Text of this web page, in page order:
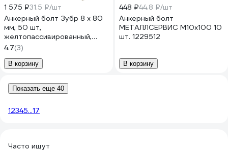
1 575 ₽31.5 ₽/шт
Анкерный болт Зубр 8 x 80
мм, 50 шт,
желтопассивированный,
Профессионал 302312-08-
080
4.7(3)
В корзину
448 ₽44.8 ₽/шт
Анкерный болт
МЕТАЛЛСЕРВИС М10x100 10
шт. 1229512
В корзину
Показать еще 40
12345...17
Часто ищут